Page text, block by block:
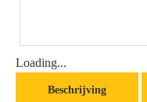
Loading...
Beschrijving